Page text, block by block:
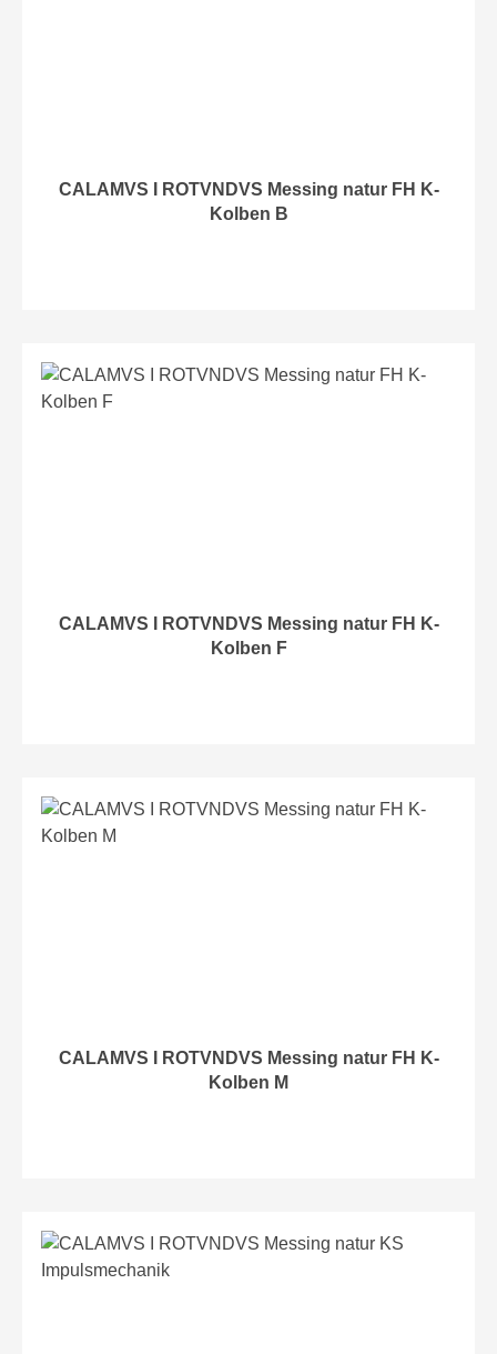
CALAMVS I ROTVNDVS Messing natur FH K-
Kolben B
CALAMVS I ROTVNDVS Messing natur FH K-
Kolben F
CALAMVS I ROTVNDVS Messing natur FH K-
Kolben M